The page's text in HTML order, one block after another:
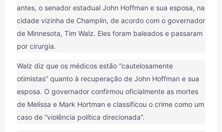
antes, o senador estadual John Hoffman e sua esposa, na
cidade vizinha de Champlin, de acordo com o governador
de Minnesota, Tim Walz. Eles foram baleados e passaram
por cirurgia.
Walz diz que os médicos estão “cautelosamente
otimistas” quanto à recuperação de John Hoffman e sua
esposa. O governador confirmou oficialmente as mortes
de Melissa e Mark Hortman e classificou o crime como um
caso de “violência política direcionada”.